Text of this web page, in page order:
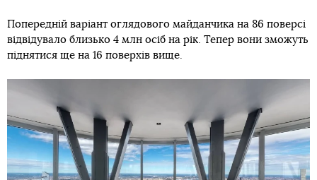
Попередній варіант оглядового майданчика на 86 поверсі
відвідувало близько 4 млн осіб на рік. Тепер вони зможуть
піднятися ще на 16 поверхів вище.